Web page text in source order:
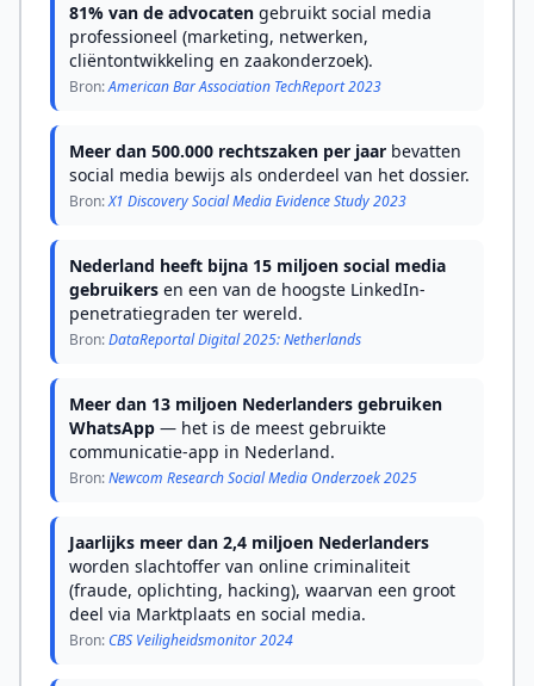
81% van de advocaten gebruikt social media
professioneel (marketing, netwerken,
cliëntontwikkeling en zaakonderzoek).
Bron:American Bar Association TechReport 2023
Meer dan 500.000 rechtszaken per jaar bevatten
social media bewijs als onderdeel van het dossier.
Bron:X1 Discovery Social Media Evidence Study 2023
Nederland heeft bijna 15 miljoen social media
gebruikers en een van de hoogste LinkedIn-
penetratiegraden ter wereld.
Bron:DataReportal Digital 2025: Netherlands
Meer dan 13 miljoen Nederlanders gebruiken
WhatsApp — het is de meest gebruikte
communicatie-app in Nederland.
Bron:Newcom Research Social Media Onderzoek 2025
Jaarlijks meer dan 2,4 miljoen Nederlanders
worden slachtoffer van online criminaliteit
(fraude, oplichting, hacking), waarvan een groot
deel via Marktplaats en social media.
Bron:CBS Veiligheidsmonitor 2024